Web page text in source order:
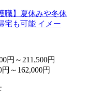
円～211,500円
～162,000円